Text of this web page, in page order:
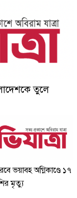
তুলে
ভয়াবহ অগ্নিকাণ্ডে ১৭
মৃত্যু